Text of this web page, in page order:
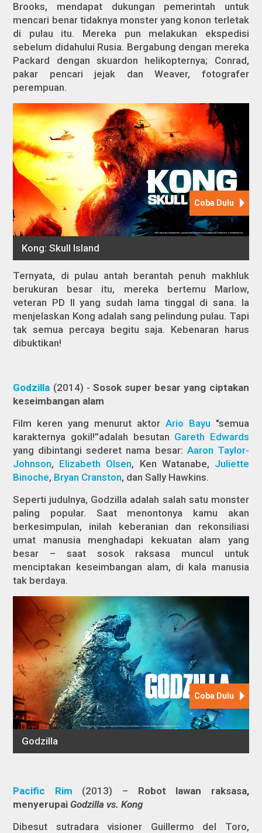
Brooks, mendapat dukungan pemerintah untuk
mencari benar tidaknya monster yang konon terletak
di pulau itu. Mereka pun melakukan ekspedisi
sebelum didahului Rusia. Bergabung dengan mereka
Packard dengan skuardon helikopternya; Conrad,
pakar pencari jejak dan Weaver, fotografer
perempuan.
Ternyata, di pulau antah berantah penuh makhluk
berukuran besar itu, mereka bertemu Marlow,
veteran PD II yang sudah lama tinggal di sana. Ia
menjelaskan Kong adalah sang pelindung pulau. Tapi
tak semua percaya begitu saja. Kebenaran harus
dibuktikan!
Godzilla (2014) - Sosok super besar yang ciptakan
keseimbangan alam
Film keren yang menurut aktor Ario Bayu "semua
karakternya gokil!”adalah besutan Gareth Edwards
yang dibintangi sederet nama besar: Aaron Taylor-
Johnson, Elizabeth Olsen, Ken Watanabe, Juliette
Binoche, Bryan Cranston, dan Sally Hawkins.
Seperti judulnya, Godzilla adalah salah satu monster
paling popular. Saat menontonya kamu akan
berkesimpulan, inilah keberanian dan rekonsiliasi
umat manusia menghadapi kekuatan alam yang
besar – saat sosok raksasa muncul untuk
menciptakan keseimbangan alam, di kala manusia
tak berdaya.
Pacific Rim (2013) – Robot lawan raksasa,
menyerupaiGodzilla vs. Kong
Dibesut sutradara visioner Guillermo del Toro,